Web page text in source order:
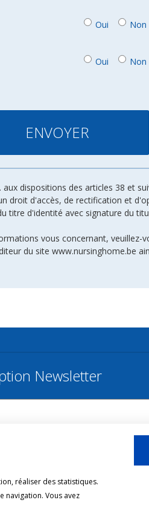
Oui Non
Oui Non
dispositions des articles 38 et
droit d'accès, de rectification et
d'identité avec signature du
vous concernant, veuillez-
du site www.nursinghome.be
Newsletter
réaliser des statistiques.
navigation. Vous avez